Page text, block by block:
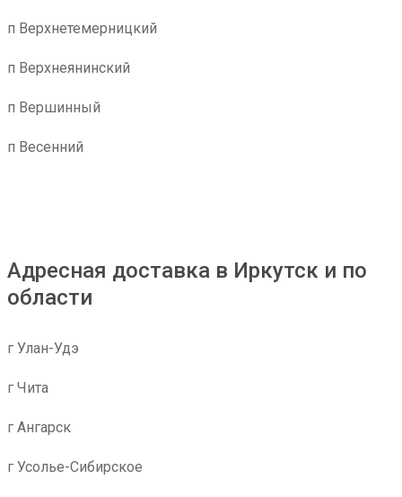
п Верхнетемерницкий
п Верхнеянинский
п Вершинный
п Весенний
Адресная доставка в Иркутск и по
области
г Улан-Удэ
г Чита
г Ангарск
г Усолье-Сибирское